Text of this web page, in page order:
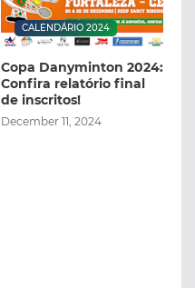
CALENDÁRIO 2024
Copa Danyminton 2024:
Confira relatório final
de inscritos!
December 11, 2024